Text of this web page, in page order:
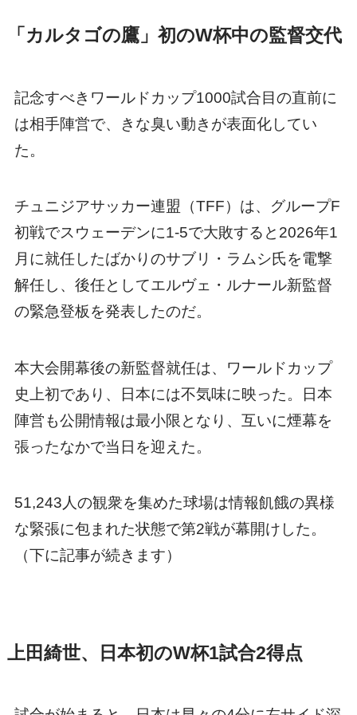
「カルタゴの鷹」初のW杯中の監督交代
記念すべきワールドカップ1000試合目の直前に
は相手陣営で、きな臭い動きが表面化してい
た。
チュニジアサッカー連盟（TFF）は、グループF
初戦でスウェーデンに1-5で大敗すると2026年1
月に就任したばかりのサブリ・ラムシ氏を電撃
解任し、後任としてエルヴェ・ルナール新監督
の緊急登板を発表したのだ。
本大会開幕後の新監督就任は、ワールドカップ
史上初であり、日本には不気味に映った。日本
陣営も公開情報は最小限となり、互いに煙幕を
張ったなかで当日を迎えた。
51,243人の観衆を集めた球場は情報飢餓の異様
な緊張に包まれた状態で第2戦が幕開けした。
（下に記事が続きます）
上田綺世、日本初のW杯1試合2得点